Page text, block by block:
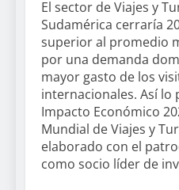
El sector de Viajes y
Sudamérica cerraría
superior al promedio
por una demanda
mayor gasto de los
internacionales. Así lo
Impacto Económico
Mundial de Viajes y
elaborado con el
como socio líder de